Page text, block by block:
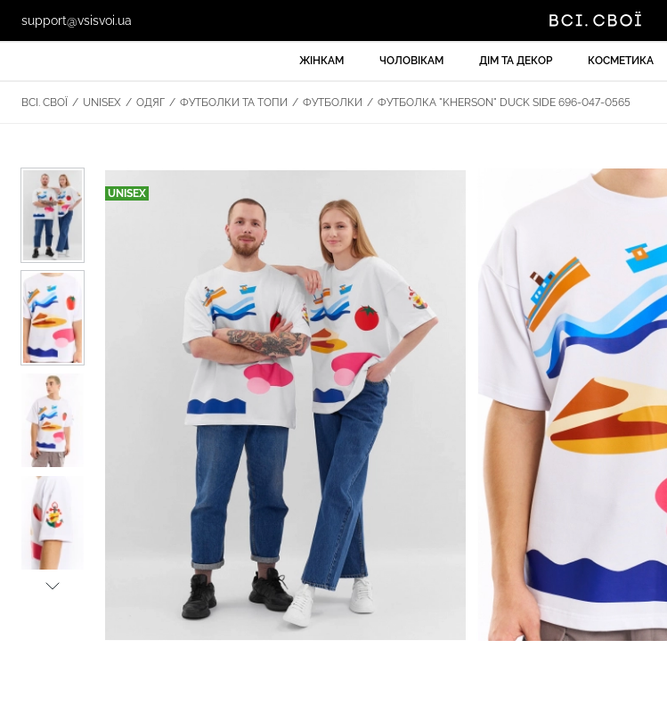
support@vsisvoi.ua
ЖІНКАМ ЧОЛОВІКАМ ДІМ ТА ДЕКОР КОСМЕТИКА
ВСІ. СВОЇ / UNISEX / ОДЯГ / ФУТБОЛКИ ТА ТОПИ / ФУТБОЛКИ / ФУТБОЛКА "KHERSON" DUCK SIDE 696-047-0565
UNISEX